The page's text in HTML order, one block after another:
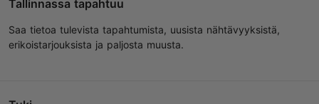
Tallinnassa tapahtuu
Saa tietoa tulevista tapahtumista, uusista nähtävyyksistä,
erikoistarjouksista ja paljosta muusta.